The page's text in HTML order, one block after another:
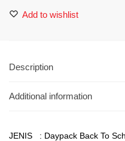
Add to wishlist
Description
Additional information
JENIS : Daypack Back To